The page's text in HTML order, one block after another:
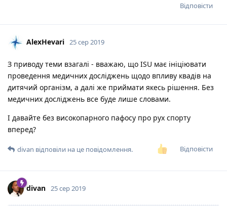
Відповісти
AlexHevari 25 сер 2019
З приводу теми взагалі - вважаю, що ISU має ініціювати
проведення медичних досліджень щодо впливу квадів на
дитячий організм, а далі же приймати якесь рішення. Без
медичних досліджень все буде лише словами.
І давайте без високопарного пафосу про рух спорту
вперед?
Відповісти
divan відповіли на це повідомлення.
divan 25 сер 2019